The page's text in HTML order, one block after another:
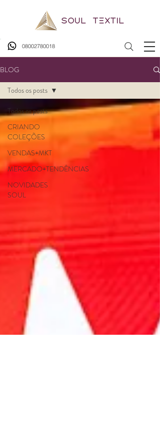
08002780018
BLOG
Todos os posts
CRIANDO
COLEÇÕES
VENDAS+MKT
MERCADO+TENDÊNCIAS
NOVIDADES
SOUL
Todos os posts